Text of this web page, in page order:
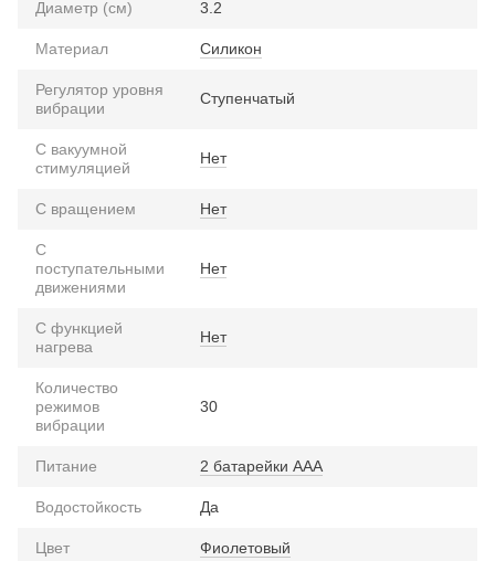
Диаметр (см) 3.2
Материал Силикон
Регулятор уровня
вибрации
Ступенчатый
С вакуумной
стимуляцией
Нет
С вращением Нет
С
поступательными
движениями
Нет
С функцией
нагрева
Нет
Количество
режимов
вибрации
30
Питание 2 батарейки ААА
Водостойкость Да
Цвет Фиолетовый